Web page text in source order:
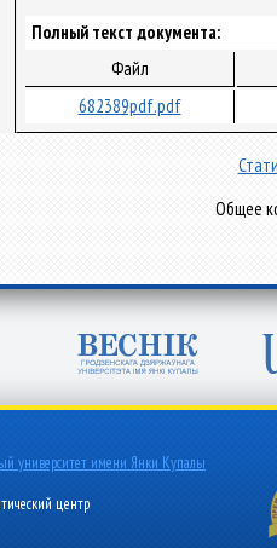
Полный текст документа:
Файл
682389pdf.pdf
Общее
университет имени Янки Купалы
центр